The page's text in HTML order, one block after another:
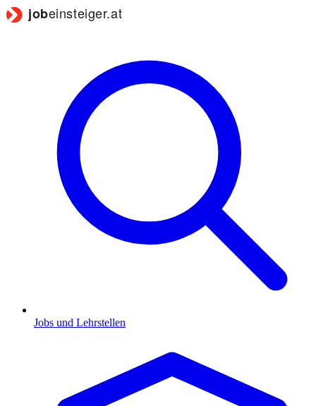
Jobs und Lehrstellen